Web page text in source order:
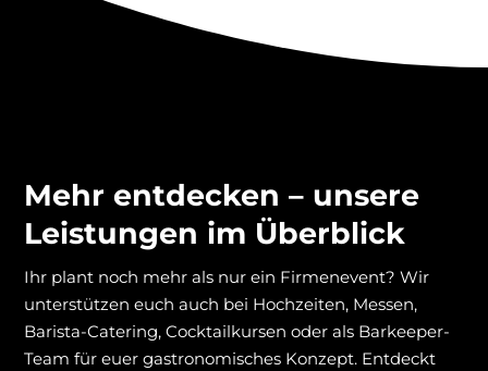
Mehr entdecken – unsere
Leistungen im Überblick
Ihr plant noch mehr als nur ein Firmenevent? Wir
unterstützen euch auch bei Hochzeiten, Messen,
Barista-Catering, Cocktailkursen oder als Barkeeper-
Team für euer gastronomisches Konzept. Entdeckt